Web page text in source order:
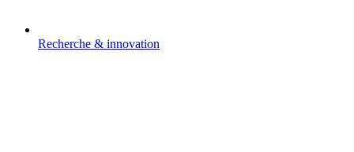
Recherche & innovation